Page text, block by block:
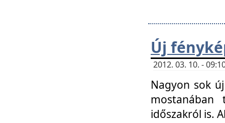
Új
2012. 03. 10. -
Nagyon sok
mostanában
időszakról is.